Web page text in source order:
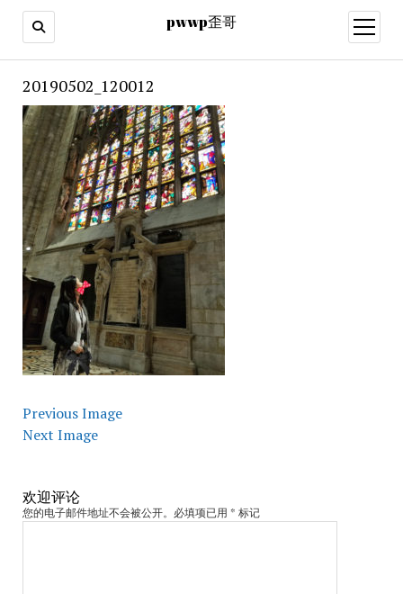
pwwp歪哥
open
menu
20190502_120012
Previous Image
Next Image
欢迎评论
您的电子邮件地址不会被公开。必填项已用 * 标记